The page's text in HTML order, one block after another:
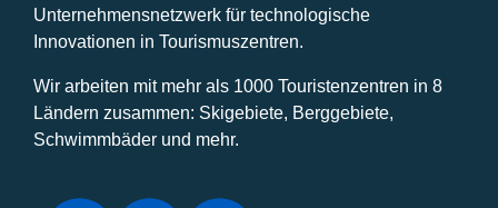
Unternehmensnetzwerk für technologische
Innovationen in Tourismuszentren.
Wir arbeiten mit mehr als 1000 Touristenzentren in 8
Ländern zusammen: Skigebiete, Berggebiete,
Schwimmbäder und mehr.